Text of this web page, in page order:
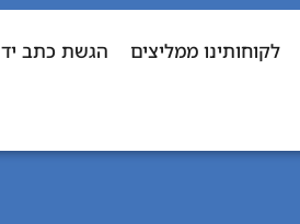
לקוחותינו ממליצים הגשת כתב יד